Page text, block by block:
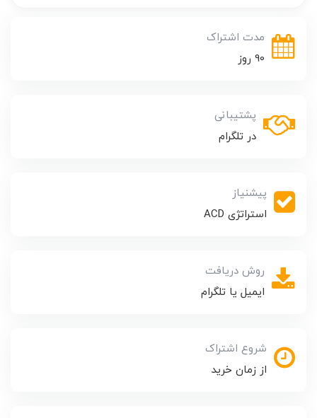
مدت اشتراک
90 روز
پشتیبانی
در تلگرام
پیشنیاز
استراتژی ACD
روش دریافت
ایمیل یا تلگرام
شروع اشتراک
از زمان خرید